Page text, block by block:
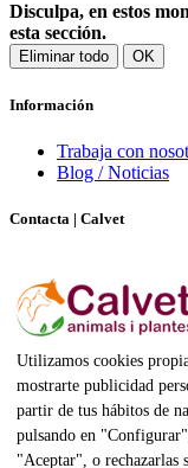
Disculpa, en estos
esta sección.
Eliminar todo OK
Información
Trabaja con
Blog / Noticias
Contacta | Calvet
Carrer Alemanya, 47,
938045801
calvet@calvet.net
Síguenos en
Utilizamos cookies
mostrarte publicidad
partir de tus hábitos de
pulsando en
"Aceptar", o rechazarlas